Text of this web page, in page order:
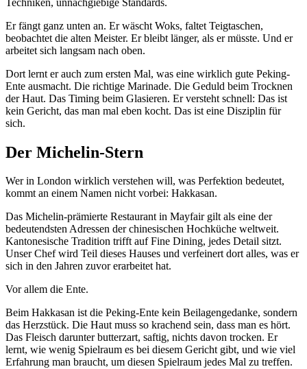
Er fängt ganz unten an. Er wäscht Woks, faltet Teigtaschen,
beobachtet die alten Meister. Er bleibt länger, als er müsste. Und er
arbeitet sich langsam nach oben.
Dort lernt er auch zum ersten Mal, was eine wirklich gute Peking-
Ente ausmacht. Die richtige Marinade. Die Geduld beim Trocknen
der Haut. Das Timing beim Glasieren. Er versteht schnell: Das ist
kein Gericht, das man mal eben kocht. Das ist eine Disziplin für
sich.
Der Michelin-Stern
Wer in London wirklich verstehen will, was Perfektion bedeutet,
kommt an einem Namen nicht vorbei: Hakkasan.
Das Michelin-prämierte Restaurant in Mayfair gilt als eine der
bedeutendsten Adressen der chinesischen Hochküche weltweit.
Kantonesische Tradition trifft auf Fine Dining, jedes Detail sitzt.
Unser Chef wird Teil dieses Hauses und verfeinert dort alles, was er
sich in den Jahren zuvor erarbeitet hat.
Vor allem die Ente.
Beim Hakkasan ist die Peking-Ente kein Beilagengedanke, sondern
das Herzstück. Die Haut muss so krachend sein, dass man es hört.
Das Fleisch darunter butterzart, saftig, nichts davon trocken. Er
lernt, wie wenig Spielraum es bei diesem Gericht gibt, und wie viel
Erfahrung man braucht, um diesen Spielraum jedes Mal zu treffen.